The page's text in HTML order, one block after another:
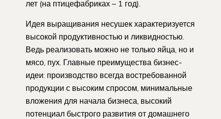
лет (на птицефабриках – 1 год).
Идея выращивания несушек характеризуется
высокой продуктивностью и ликвидностью.
Ведь реализовать можно не только яйца, но и
мясо, пух. Главные преимущества бизнес-
идеи: производство всегда востребованной
продукции с высоким спросом, минимальные
вложения для начала бизнеса, высокий
потенциал быстрого развития от домашнего